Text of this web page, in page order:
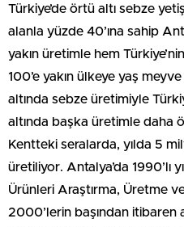
Türkiye’de örtü altı sebze
alanla yüzde 40’ına sahip
yakın üretimle hem
100’e yakın ülkeye yaş
altında sebze üretimiyle
altında başka üretimle daha
Kentteki seralarda, yılda 5
üretiliyor. Antalya’da 1990’lı
Ürünleri Araştırma, Üretme
2000’lerin başından itibaren